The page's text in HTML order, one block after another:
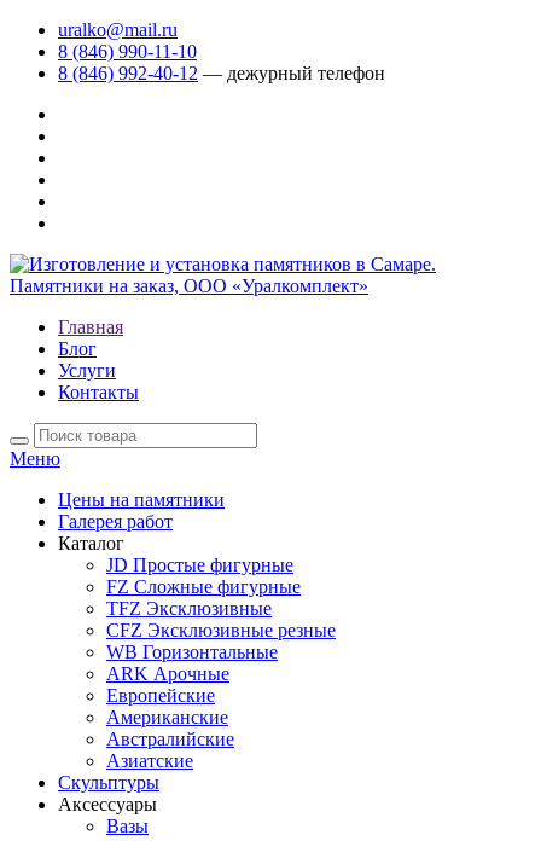
uralko@mail.ru
8 (846) 990-11-10
8 (846) 992-40-12 — дежурный телефон
Главная
Блог
Услуги
Контакты
Меню
Цены на памятники
Галерея работ
Каталог
JD Простые фигурные
FZ Сложные фигурные
TFZ Эксклюзивные
CFZ Эксклюзивные резные
WB Горизонтальные
ARK Арочные
Европейские
Американские
Австралийские
Азиатские
Скульптуры
Аксессуары
Вазы